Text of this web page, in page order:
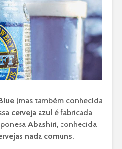
(mas também conhecida
cerveja azul é fabricada
Abashiri, conhecida
nada comuns.